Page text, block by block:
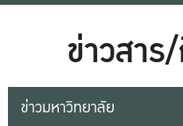
ข่าวสา
ข่าวมหาวิทยาลัย